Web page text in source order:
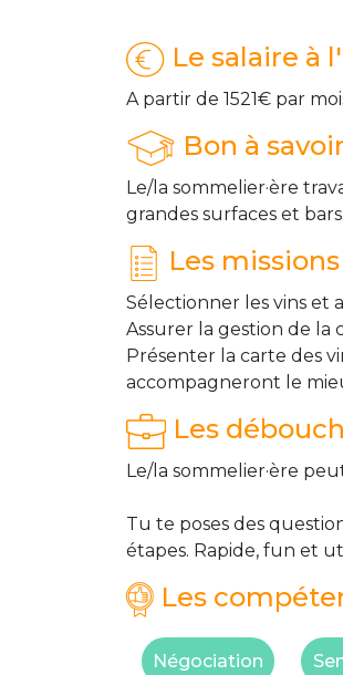
Le salaire à
A partir de 1521€ par
Bon à savoir
Le/la sommelier·ère
grandes surfaces et bars.
Les missions
Sélectionner les vins et
Assurer la gestion de la
Présenter la carte des
accompagneront le
Les
Le/la sommelier·ère
Tu te poses des
étapes. Rapide, fun et
Les
Négociation